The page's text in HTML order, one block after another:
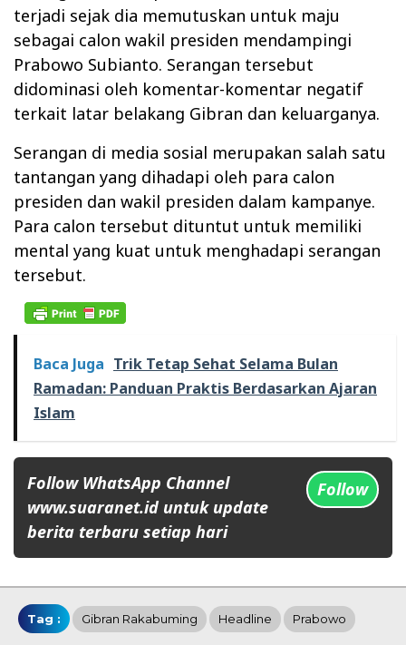
terjadi sejak dia memutuskan untuk maju
sebagai calon wakil presiden mendampingi
Prabowo Subianto. Serangan tersebut
didominasi oleh komentar-komentar negatif
terkait latar belakang Gibran dan keluarganya.
Serangan di media sosial merupakan salah satu
tantangan yang dihadapi oleh para calon
presiden dan wakil presiden dalam kampanye.
Para calon tersebut dituntut untuk memiliki
mental yang kuat untuk menghadapi serangan
tersebut.
Baca Juga Trik Tetap Sehat Selama Bulan
Ramadan: Panduan Praktis Berdasarkan Ajaran
Islam
Follow WhatsApp Channel
www.suaranet.id untuk update
berita terbaru setiap hari
Follow
Tag : Gibran Rakabuming Headline Prabowo